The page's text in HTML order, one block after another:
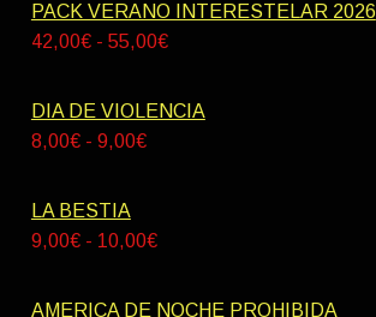
PACK VERANO INTERESTELAR 2026
42,00€ - 55,00€Rango
precios:
DIA DE VIOLENCIA
8,00€ - 9,00€Rango
desde
LA BESTIA
9,00€ - 10,00€Rango
precios:
AMERICA DE NOCHE PROHIBIDA